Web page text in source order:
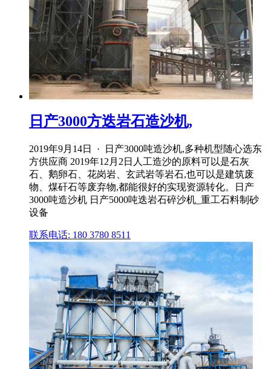
日产3000方迭岩石造沙机,
2019年9月14日 · 日产3000吨造沙机,多种机型随心选东
方供应商 2019年12月2日人工造沙的原料可以是石灰
石、鹅卵石、花岗岩、玄武岩等岩石,也可以是建筑废
物、煤矸石等废弃物,都能很好的实现资源转化。日产
3000吨造沙机 日产5000吨迭岩石碎沙机_重工石料制砂
设备
联系电话: 180 3780 8511